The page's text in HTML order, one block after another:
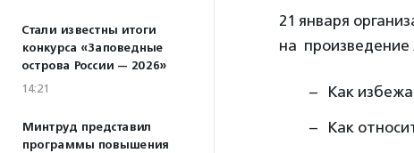
Стали известны итоги
конкурса «Заповедные
острова России — 2026»
14:21
Минтруд представил
программы повышения
21 января
на произведение
Как
Как